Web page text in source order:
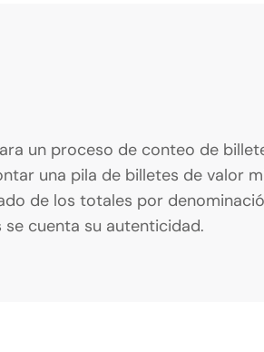
un proceso de conteo de
una pila de billetes de
de los totales por
cuenta su autenticidad.